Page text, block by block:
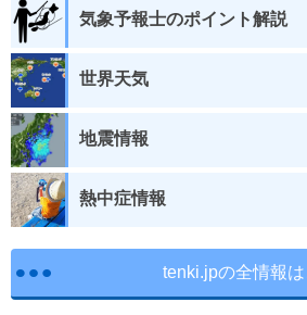
気象予報士のポイント解説
世界天気
地震情報
熱中症情報
tenki.jpの全情報